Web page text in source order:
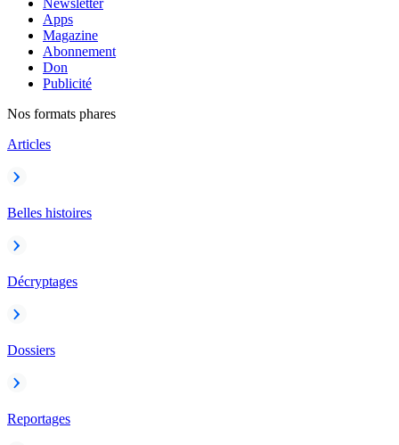
Newsletter
Apps
Magazine
Abonnement
Don
Publicité
Nos formats phares
Articles
Belles histoires
Décryptages
Dossiers
Reportages